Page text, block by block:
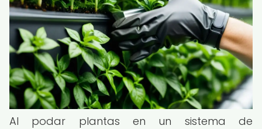
Al podar plantas en un sistema de